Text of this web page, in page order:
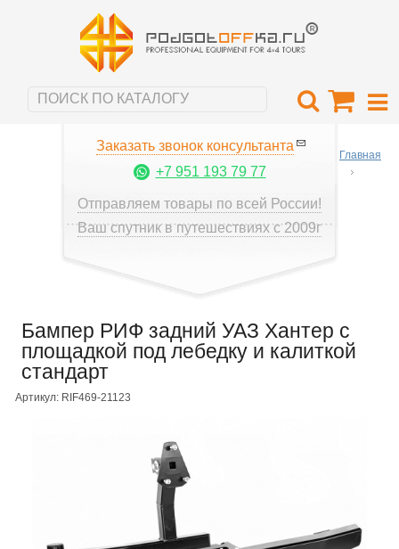
Заказать звонок консультанта
+7 951 193 79 77
Отправляем товары по всей России!
Ваш спутник в путешествиях с 2009г
Главная
Бампер РИФ задний УАЗ Хантер с
площадкой под лебедку и калиткой
стандарт
Артикул: RIF469-21123